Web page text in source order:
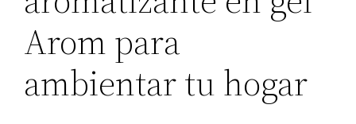
Arom para
ambientar tu hogar